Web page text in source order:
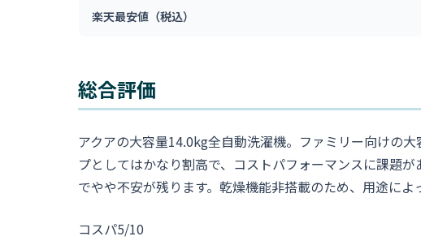
楽天最安値（税込）
総合評価
アクアの大容量14.0kg全自動洗濯機。ファミリー向けの
プとしてはかなり割高で、コストパフォーマンスに課題
でやや不安が残ります。乾燥機能非搭載のため、用途によ
コスパ5/10